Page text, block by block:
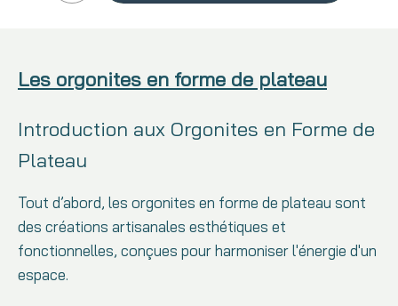
Les orgonites en forme de plateau
Introduction aux Orgonites en Forme de
Plateau
Tout d’abord, les orgonites en forme de plateau sont
des créations artisanales esthétiques et
fonctionnelles, conçues pour harmoniser l'énergie d'un
espace.